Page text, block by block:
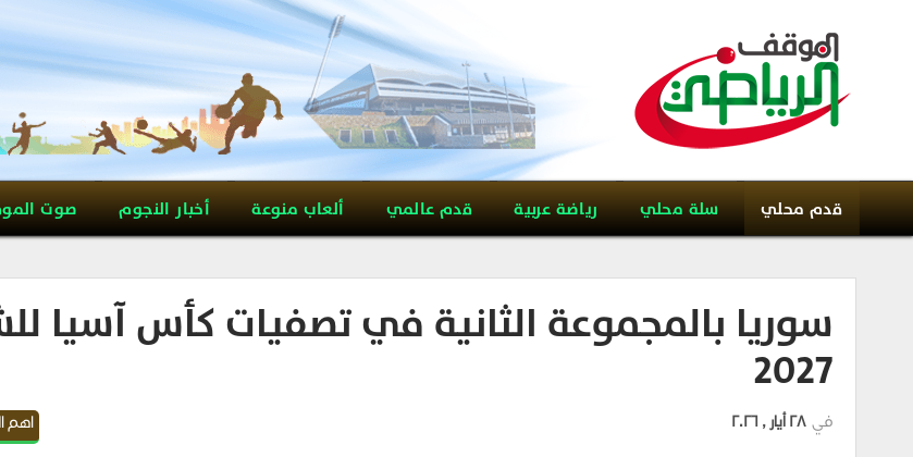
قدم محلي سلة محلي رياضة عربية قدم عالمي ألعاب منوعة أخبار النجوم صوت
سوريا بالمجموعة الثانية في تصفيات كأس آسيا
2027
اهم في 28 أيار , 2026